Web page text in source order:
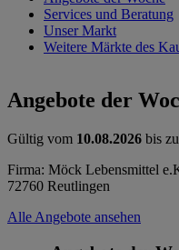
Services und Beratung
Unser Markt
Weitere Märkte des
Angebote der
Gültig vom 10.08.2026 bis
Firma: Möck Lebensmittel
72760 Reutlingen
Alle Angebote ansehen